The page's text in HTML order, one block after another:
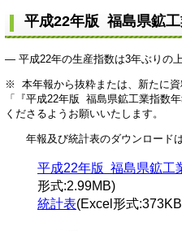
平成22年版 福島県鉱
― 平成22年の生産指数は3年ぶりの
※ 本年報から抜粋または、新たに資
「『平成22年版 福島県鉱工業指数
くださるようお願いいたします。
年報及び統計表のダウンロード
平成22年版 福島県鉱工
形式:2.99MB)
統計表(Excel形式